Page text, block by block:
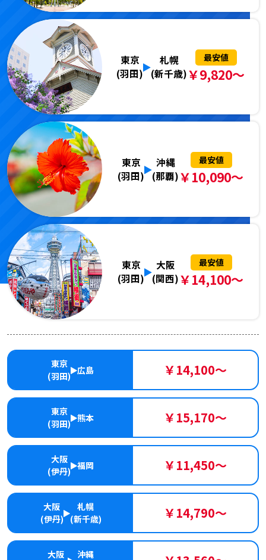
東京
(羽田)
札幌
(新千歳)
最安値
￥9,820～
東京
(羽田)
沖縄
(那覇)
最安値
￥10,090～
東京
(羽田)
大阪
(関西)
最安値
￥14,100～
東京
(羽田)
広島 ￥14,100～
東京
(羽田)
熊本 ￥15,170～
大阪
(伊丹)
福岡 ￥11,450～
大阪
(伊丹)
札幌
(新千歳)
￥14,790～
大阪 沖縄